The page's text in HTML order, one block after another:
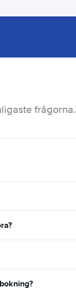
frågorna.